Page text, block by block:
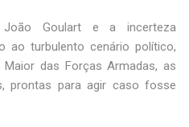
Goulart e a incerteza
ao turbulento cenário político,
das Forças Armadas, as
prontas para agir caso fosse